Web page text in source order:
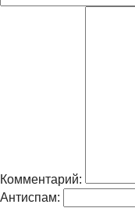
Комментарий:
Антиспам: